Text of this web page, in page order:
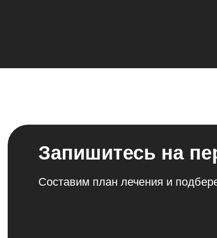
Запишитесь на
Составим план лечения и